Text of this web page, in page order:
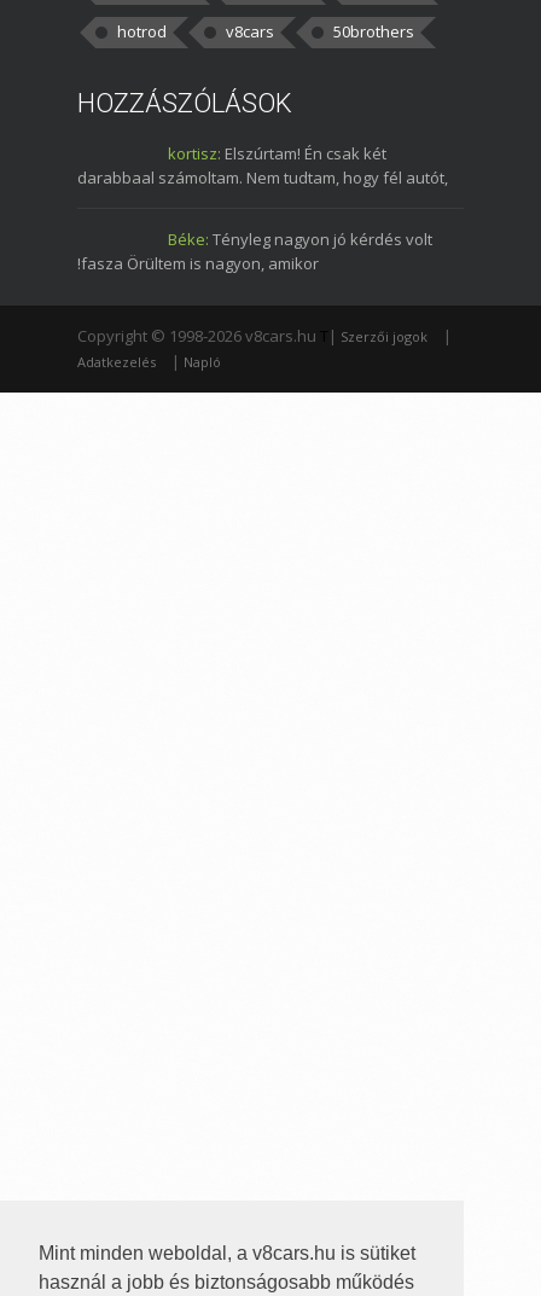
Mint minden weboldal, a v8cars.hu is sütiket
használ a jobb és biztonságosabb működés
hotrod
v8cars 50brothers
HOZZÁSZÓLÁSOK
kortisz: Elszúrtam! Én csak két
darabbaal számoltam. Nem tudtam, hogy fél autót,
Béke: Tényleg nagyon jó kérdés volt
!fasza Örültem is nagyon, amikor
Copyright © 1998-2026 v8cars.hu | Szerzői jogok |
Adatkezelés | Napló